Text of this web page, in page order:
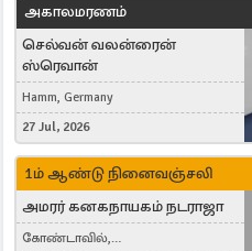
அகாலமரணம்
செல்வன் வலன்ரைன்
ஸ்ரெவான்
Hamm, Germany
27 Jul, 2026
1ம் ஆண்டு நினைவஞ்சலி
அமரர் கனகநாயகம் நடராஜா
கோண்டாவில்,